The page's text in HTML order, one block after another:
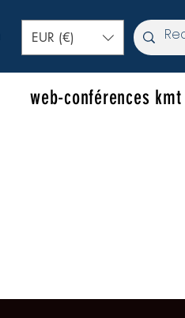
EUR (€)
web-conférences kmt